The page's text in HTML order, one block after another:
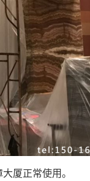
厦正常使用。